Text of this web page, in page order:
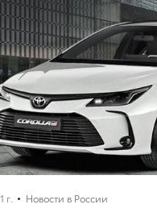
г. Новости в России